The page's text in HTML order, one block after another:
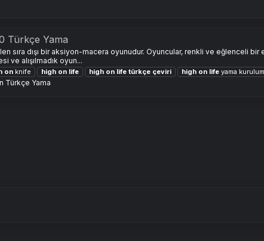
Türkçe Yama
sıra dışı bir aksiyon-macera oyunudur. Oyuncular, renkli ve eğlenceli
ve alışılmadık oyun...
on knife high on life high on life türkçe çeviri high on life yama
Türkçe Yama